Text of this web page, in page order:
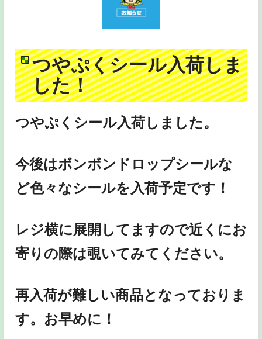
つやぷくシール入荷しま
した！
つやぷくシール入荷しました。
今後はボンボンドロップシールな
ど色々なシールを入荷予定です！
レジ横に展開してますので近くにお
寄りの際は覗いてみてください。
再入荷が難しい商品となっておりま
す。お早めに！